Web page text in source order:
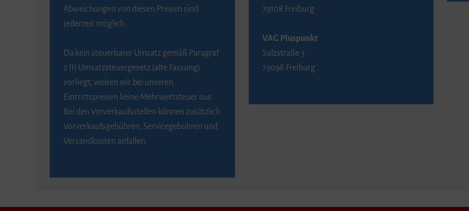
Abweichungen von diesen Preisen sind
jederzeit möglich.
Da kein steuerbarer Umsatz gemäß Paragraf
2 III Umsatzsteuergesetz (alte Fassung)
vorliegt, weisen wir bei unseren
Eintrittspreisen keine Mehrwertsteuer aus.
Bei den Vorverkaufsstellen können zusätzlich
Vorverkaufsgebühren, Servicegebühren und
Versandkosten anfallen.
79108 Freiburg
VAG Pluspunkt
Salzstraße 3
79098 Freiburg